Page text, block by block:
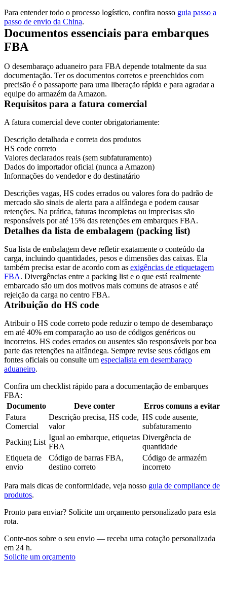
Para entender todo o processo logístico, confira nosso guia passo a
passo de envio da China.
Documentos essenciais para embarques
FBA
O desembaraço aduaneiro para FBA depende totalmente da sua
documentação. Ter os documentos corretos e preenchidos com
precisão é o passaporte para uma liberação rápida e para agradar a
equipe do armazém da Amazon.
Requisitos para a fatura comercial
A fatura comercial deve conter obrigatoriamente:
Descrição detalhada e correta dos produtos
HS code correto
Valores declarados reais (sem subfaturamento)
Dados do importador oficial (nunca a Amazon)
Informações do vendedor e do destinatário
Descrições vagas, HS codes errados ou valores fora do padrão de
mercado são sinais de alerta para a alfândega e podem causar
retenções. Na prática, faturas incompletas ou imprecisas são
responsáveis por até 15% das retenções em embarques FBA.
Detalhes da lista de embalagem (packing list)
Sua lista de embalagem deve refletir exatamente o conteúdo da
carga, incluindo quantidades, pesos e dimensões das caixas. Ela
também precisa estar de acordo com as exigências de etiquetagem
FBA. Divergências entre a packing list e o que está realmente
embarcado são um dos motivos mais comuns de atrasos e até
rejeição da carga no centro FBA.
Atribuição do HS code
Atribuir o HS code correto pode reduzir o tempo de desembaraço
em até 40% em comparação ao uso de códigos genéricos ou
incorretos. HS codes errados ou ausentes são responsáveis por boa
parte das retenções na alfândega. Sempre revise seus códigos em
fontes oficiais ou consulte um especialista em desembaraço
aduaneiro.
Confira um checklist rápido para a documentação de embarques
FBA:
Documento
Deve conter
Erros comuns a evitar
Fatura
Comercial
Descrição precisa, HS code,
valor
HS code ausente,
subfaturamento
Packing List
Igual ao embarque, etiquetas
FBA
Divergência de
quantidade
Etiqueta de
envio
Código de barras FBA,
destino correto
Código de armazém
incorreto
Para mais dicas de conformidade, veja nosso guia de compliance de
produtos.
Pronto para enviar? Solicite um orçamento personalizado para esta
rota.
Conte-nos sobre o seu envio — receba uma cotação personalizada
em 24 h.
Solicite um orçamento